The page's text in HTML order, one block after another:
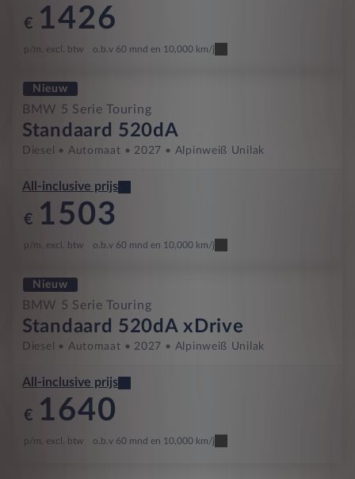
€ 1426
p/m. excl. btw o.b.v 60 mnd en 10,000 km/j
Nieuw
BMW 5 Serie Touring
Standaard 520dA
Diesel Automaat 2027 Alpinweiß Unilak
All-inclusive prijs
€ 1503
p/m. excl. btw o.b.v 60 mnd en 10,000 km/j
Nieuw
BMW 5 Serie Touring
Standaard 520dA xDrive
Diesel Automaat 2027 Alpinweiß Unilak
All-inclusive prijs
€ 1640
p/m. excl. btw o.b.v 60 mnd en 10,000 km/j